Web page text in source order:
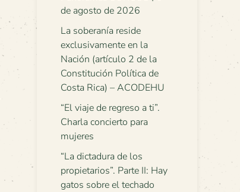
de agosto de 2026
La soberanía reside
exclusivamente en la
Nación (artículo 2 de la
Constitución Política de
Costa Rica) – ACODEHU
“El viaje de regreso a ti”.
Charla concierto para
mujeres
“La dictadura de los
propietarios”. Parte II: Hay
gatos sobre el techado